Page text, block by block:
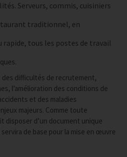
Serveurs, commis, cuisiniers
traditionnel, en
tous les postes de travail
des difficultés de recrutement,
l’amélioration des conditions de
et des maladies
majeurs. Comme toute
disposer d’un document unique
de base pour la mise en œuvre